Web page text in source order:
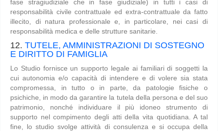
fase stragiudiziale che in fase giudiziale) in tutti i casi di
responsabilità civile contrattuale ed extra-contrattuale da fatto
illecito, di natura professionale e, in particolare, nei casi di
responsabilità medica e delle strutture sanitarie.
12. TUTELE, AMMINISTRAZIONI DI SOSTEGNO
E DIRITTO DI FAMIGLIA
Lo Studio fornisce un supporto legale ai familiari di soggetti la
cui autonomia e/o capacità di intendere e di volere sia stata
compromessa, in tutto o in parte, da patologie fisiche o
psichiche, in modo da garantire la tutela della persona e del suo
patrimonio, nonché individuare il più idoneo strumento di
supporto nel compimento degli atti della vita quotidiana. A tal
fine, lo studio svolge attività di consulenza e si occupa della